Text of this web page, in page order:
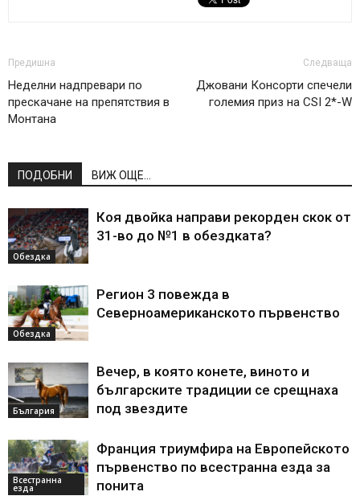
Предишна
Неделни надпревари по
прескачане на препятствия в
Монтана
Следваща
Джовани Консорти спечели
големия приз на CSI 2*-W
ПОДОБНИ ВИЖ ОЩЕ...
Обездка
Коя двойка направи рекорден скок от
31-во до №1 в обездката?
Обездка
Регион 3 повежда в
Северноамериканското първенство
България
Вечер, в която конете, виното и
българските традиции се срещнаха
под звездите
Всестранна
езда
Франция триумфира на Европейското
първенство по всестранна езда за
понита